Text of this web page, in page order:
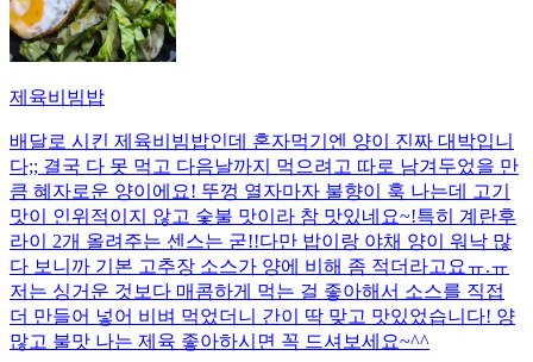
제육비빔밥
배달로 시킨 제육비빔밥인데 혼자먹기엔 양이 진짜 대박입니
다;; 결국 다 못 먹고 다음날까지 먹으려고 따로 남겨두었을 만
큼 혜자로운 양이에요! 뚜껑 열자마자 불향이 훅 나는데 고기
맛이 인위적이지 않고 숯불 맛이라 참 맛있네요~!특히 계란후
라이 2개 올려주는 센스는 굳!! ​다만 밥이랑 야채 양이 워낙 많
다 보니까 기본 고추장 소스가 양에 비해 좀 적더라고요ㅠ.ㅠ
저는 싱거운 것보다 매콤하게 먹는 걸 좋아해서 소스를 직접
더 만들어 넣어 비벼 먹었더니 간이 딱 맞고 맛있었습니다! 양
많고 불맛 나는 제육 좋아하시면 꼭 드셔보세요~^^